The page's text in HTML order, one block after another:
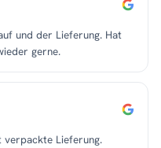
und der Lieferung. Hat
gerne.
verpackte Lieferung.